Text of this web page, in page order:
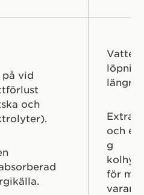
på vid
och
Vatten
längre
Extra
och
g
för
varar